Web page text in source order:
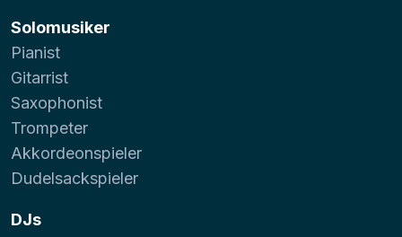
Solomusiker
Pianist
Gitarrist
Saxophonist
Trompeter
Akkordeonspieler
Dudelsackspieler
DJs